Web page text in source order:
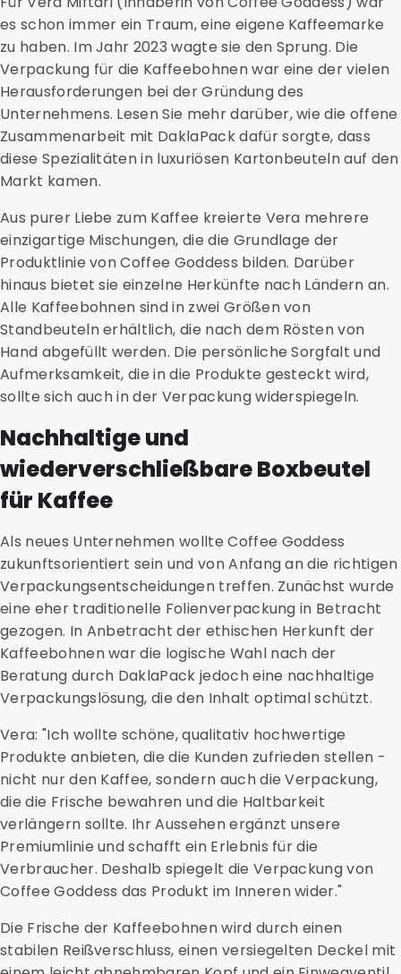
es schon immer ein Traum, eine eigene Kaffeemarke
zu haben. Im Jahr 2023 wagte sie den Sprung. Die
Verpackung für die Kaffeebohnen war eine der vielen
Herausforderungen bei der Gründung des
Unternehmens. Lesen Sie mehr darüber, wie die offene
Zusammenarbeit mit DaklaPack dafür sorgte, dass
diese Spezialitäten in luxuriösen Kartonbeuteln auf den
Markt kamen.
Aus purer Liebe zum Kaffee kreierte Vera mehrere
einzigartige Mischungen, die die Grundlage der
Produktlinie von Coffee Goddess bilden. Darüber
hinaus bietet sie einzelne Herkünfte nach Ländern an.
Alle Kaffeebohnen sind in zwei Größen von
Standbeuteln erhältlich, die nach dem Rösten von
Hand abgefüllt werden. Die persönliche Sorgfalt und
Aufmerksamkeit, die in die Produkte gesteckt wird,
sollte sich auch in der Verpackung widerspiegeln.
Nachhaltige und
wiederverschließbare Boxbeutel
für Kaffee
Als neues Unternehmen wollte Coffee Goddess
zukunftsorientiert sein und von Anfang an die richtigen
Verpackungsentscheidungen treffen. Zunächst wurde
eine eher traditionelle Folienverpackung in Betracht
gezogen. In Anbetracht der ethischen Herkunft der
Kaffeebohnen war die logische Wahl nach der
Beratung durch DaklaPack jedoch eine nachhaltige
Verpackungslösung, die den Inhalt optimal schützt.
Vera: "Ich wollte schöne, qualitativ hochwertige
Produkte anbieten, die die Kunden zufrieden stellen -
nicht nur den Kaffee, sondern auch die Verpackung,
die die Frische bewahren und die Haltbarkeit
verlängern sollte. Ihr Aussehen ergänzt unsere
Premiumlinie und schafft ein Erlebnis für die
Verbraucher. Deshalb spiegelt die Verpackung von
Coffee Goddess das Produkt im Inneren wider."
Die Frische der Kaffeebohnen wird durch einen
stabilen Reißverschluss, einen versiegelten Deckel mit